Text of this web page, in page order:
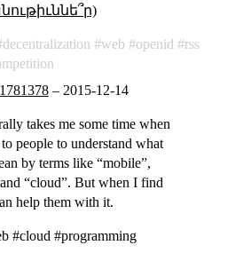
decentralization web openid
rss
– 2015-12-14
takes me some time when
people to understand what
by terms like “mobile”,
“cloud”. But when I find
help them with it.
#cloud #programming